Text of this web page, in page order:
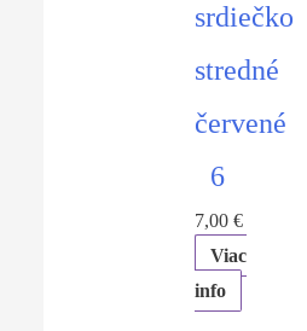
srdiečko
stredné
červené
6
7,00 €
Viac
info